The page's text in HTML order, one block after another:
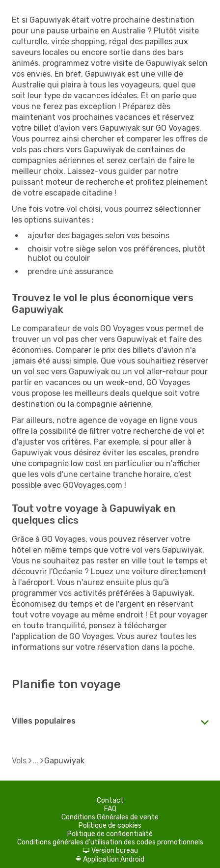
Et si Gapuwiyak était votre prochaine destination
pour une pause urbaine en Australie ? Plutôt visite
culturelle, virée shopping, régal des papilles aux
saveurs locales ou encore sortie dans des bars
animés, programmez votre visite de Gapuwiyak selon
vos envies. En bref, Gapuwiyak est une ville de
Australie qui plaira à tous les voyageurs, quel que
soit leur type de vacances idéales. Et on parie que
vous ne ferez pas exception ! Préparez dès
maintenant vos prochaines vacances et réservez
votre billet d'avion vers Gapuwiyak sur GO Voyages.
Vous pourrez ainsi chercher et comparer les offres de
vols pas chers vers Gapuwiyak de centaines de
compagnies aériennes et serez certain de faire le
meilleur choix. Laissez-vous guider par notre
puissant moteur de recherche et profitez pleinement
de votre escapade citadine !
Une fois votre vol choisi, vous pourrez sélectionner
les options suivantes :
ajouter des bagages selon vos besoins
choisir votre siège selon vos préférences, plutôt
hublot ou couloir
prendre une assurance
Trouvez le vol le plus économique vers
Gapuwiyak
Le comparateur de vols GO Voyages vous permet de
trouver un vol pas cher vers Gapuwiyak et faire des
économies. Comparer le prix des billets d'avion n'a
jamais été aussi simple. Que vous souhaitiez réserver
un vol sec vers Gapuwiyak ou un vol aller-retour pour
partir en vacances ou un week-end, GO Voyages
vous propose les meilleurs deals quelque soit votre
destination ou la compagnie aérienne.
Par ailleurs, notre agence de voyage en ligne vous
offre la possibilité de filtrer votre recherche de vol et
d'ajuster vos critères. Par exemple, si pour aller à
Gapuwiyak vous désirez éviter les escales, prendre
une compagnie low cost en particulier ou n'afficher
que les vols d'une certaine tranche horaire, c'est
possible avec GOVoyages.com !
Tout votre voyage à Gapuwiyak en
quelques clics
Grâce à GO Voyages, vous pouvez réserver votre
hôtel en même temps que votre vol vers Gapuwiyak.
Vous ne souhaitez pas rester en ville tout le temps et
découvrir l'Océanie ? Louez une voiture directement
à l'aéroport. Vous n'aurez ensuite plus qu'à
programmer vos activités préférées à Gapuwiyak.
Économisez du temps et de l'argent en réservant
tout votre voyage au même endroit ! Et pour voyager
en toute tranquilité, pensez à télécharger
l'application de GO Voyages. Vous aurez toutes les
informations sur votre réservation dans la poche.
Planifie ton voyage
Villes populaires
Vols Gapuwiyak
Contact
FAQ
Conditions Générales de vente
Politique de cookies
Politique de confidentialité
Conditions générales d'utilisation des codes promotionnels
d Version bureau
A Application Android